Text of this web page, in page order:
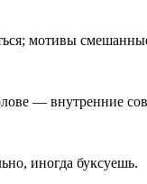
мотивы
— внутренние
иногда буксуешь.